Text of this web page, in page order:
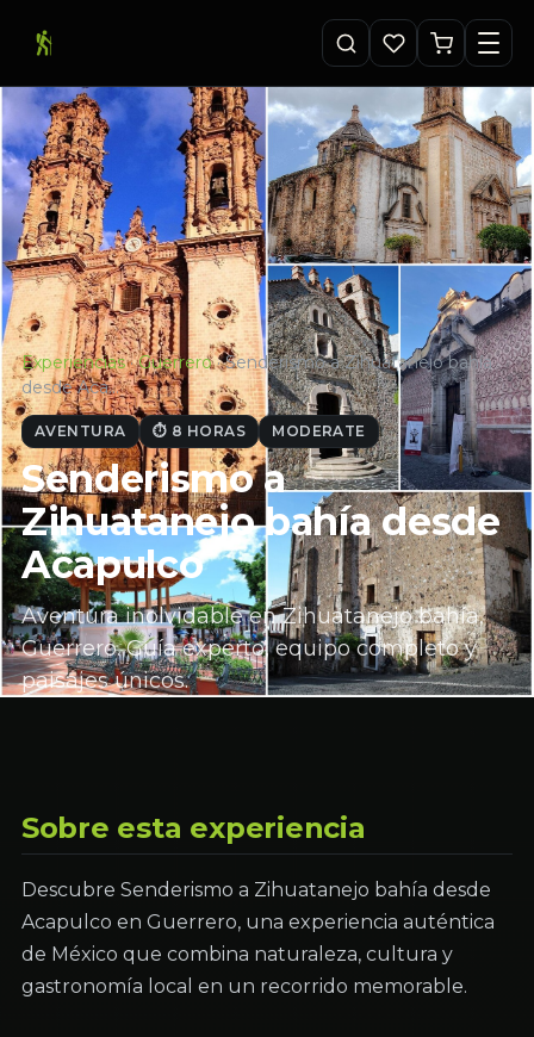
Experiencias · Guerrero · Senderismo a Zihuatanejo bahía
desde Aca…
AVENTURA ⏱ 8 HORAS MODERATE
Senderismo a
Zihuatanejo bahía desde
Acapulco
Aventura inolvidable en Zihuatanejo bahía,
Guerrero. Guía experto, equipo completo y
paisajes únicos.
Sobre esta experiencia
Descubre Senderismo a Zihuatanejo bahía desde
Acapulco en Guerrero, una experiencia auténtica
de México que combina naturaleza, cultura y
gastronomía local en un recorrido memorable.